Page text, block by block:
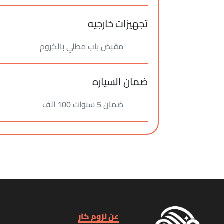
تجهيزات خارجيه
مقبض باب مطلي بالكروم
ضمان السياره
ضمان 5 سنوات 100 الف
عن لزوم كار